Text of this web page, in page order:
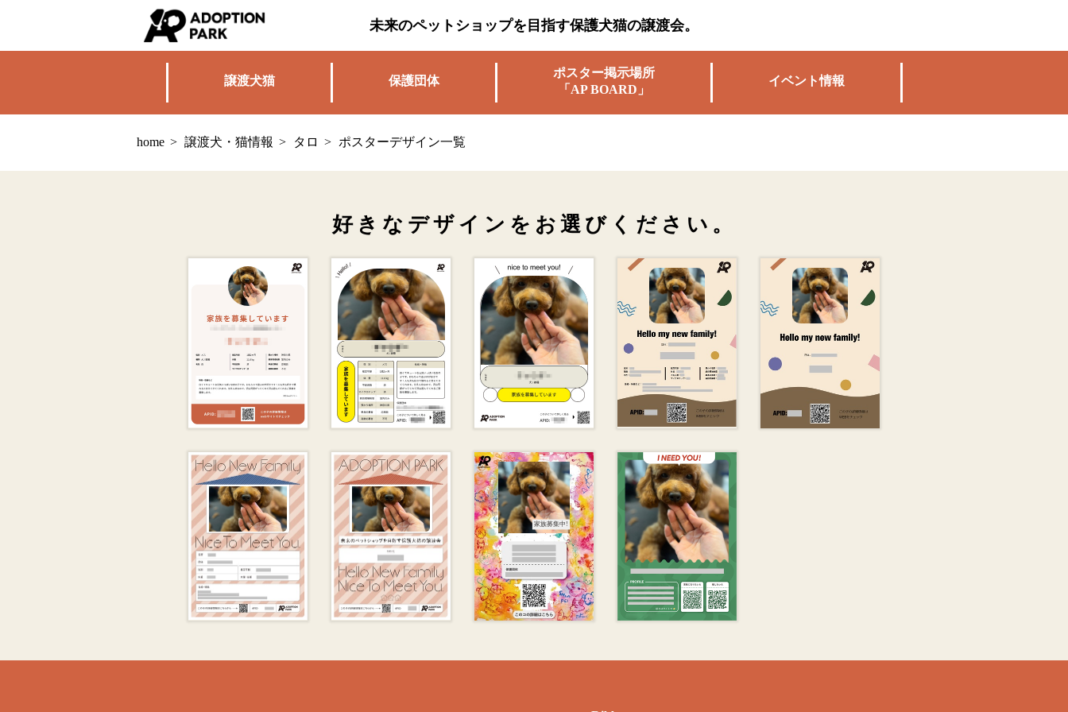
未来のペットショップを目指す保護犬猫の譲渡会。
譲渡犬猫 保護団体
ポスター掲示場所
「AP BOARD」
イベント情報
home > 譲渡犬・猫情報 > タロ > ポスターデザイン一覧
好きなデザインを お選びください。